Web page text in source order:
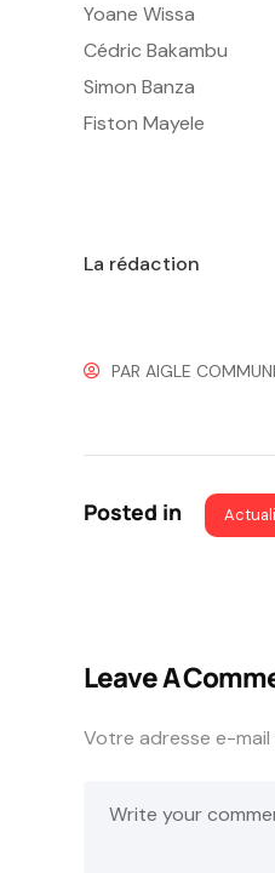
Yoane Wissa
Cédric Bakambu
Simon Banza
Fiston Mayele
La rédaction
PAR AIGLE
Posted in
Leave A
Votre adresse e-mail